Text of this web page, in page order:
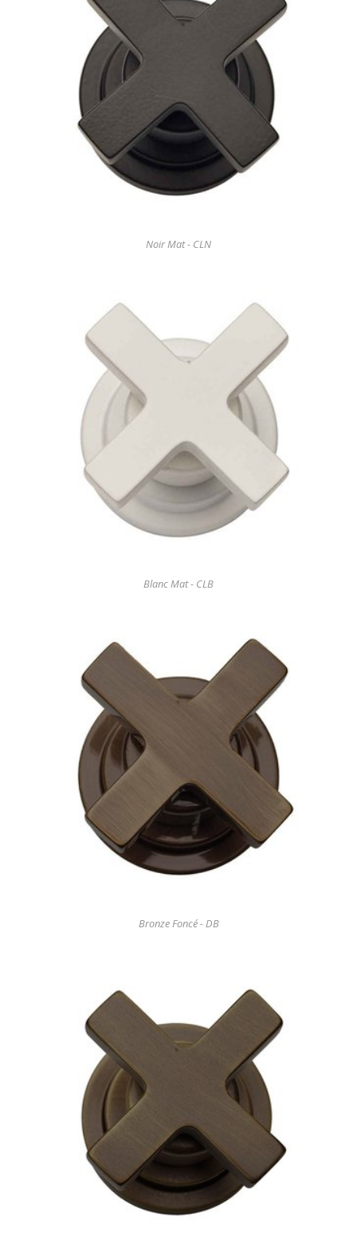
Noir Mat - CLN
Blanc Mat - CLB
Bronze Foncé - DB